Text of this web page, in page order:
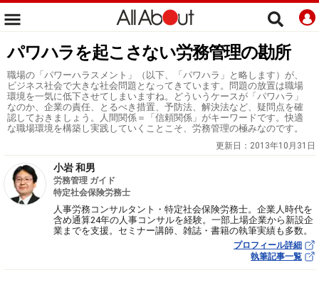
パワハラを起こさない労務管理の勘所
職場の「パワーハラスメント」（以下、「パワハラ」と略します）が、
ビジネス社会で大きな社会問題となってきています。問題の放置は職場
環境を一気に低下させてしまいますね。どういうケースが「パワハラ」
なのか、企業の責任、とるべき措置、予防法、解決法など、疑問点を確
認しておきましょう。人間関係＝「信頼関係」がキーワードです。快適
な職場環境を構築し実践していくことこそ、労務管理の極みなのです。
更新日： 2013年10月31日
小岩 和男
労務管理 ガイド
特定社会保険労務士
人事労務コンサルタント・特定社会保険労務士。企業人時代を
含め通算24年の人事コンサルを経験。一部上場企業から新設企
業までを支援。セミナー講師、雑誌・書籍の執筆実績も多数。
プロフィール詳細
執筆記事一覧